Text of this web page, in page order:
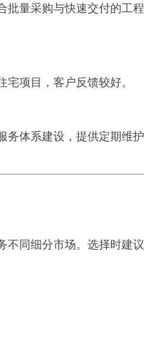
批量采购与快速交付的工程
项目，客户反馈较好。
务体系建设，提供定期维护
不同细分市场。选择时建议